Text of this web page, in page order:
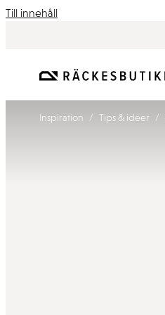
Till innehåll
Inspiration / Tips & idéer /